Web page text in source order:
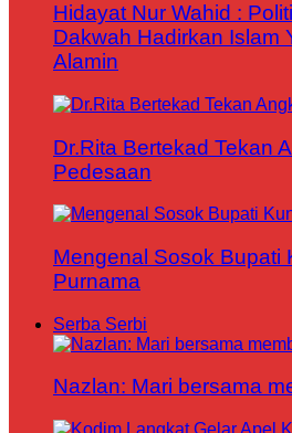
Hidayat Nur Wahid :
Dakwah Hadirkan Islam
Alamin
Dr.Rita Bertekad Tekan
Pedesaan
Mengenal Sosok Bupati
Purnama
Serba Serbi
Nazlan: Mari bersama